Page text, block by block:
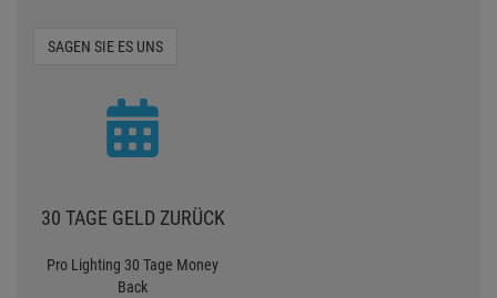
SAGEN SIE ES UNS
30 TAGE GELD ZURÜCK
Pro Lighting 30 Tage Money
Back